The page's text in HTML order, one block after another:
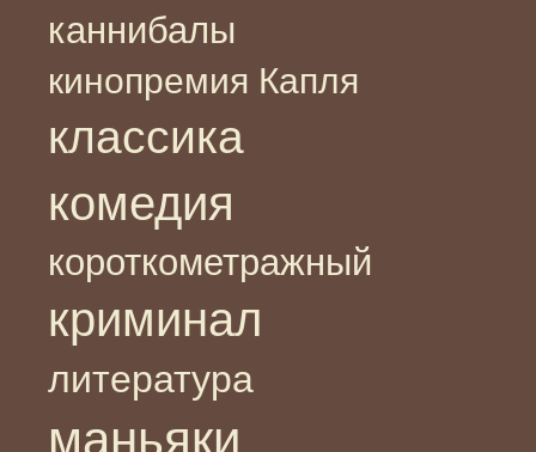
каннибалы
кинопремия Капля
классика
комедия
короткометражный
криминал
литература
маньяки